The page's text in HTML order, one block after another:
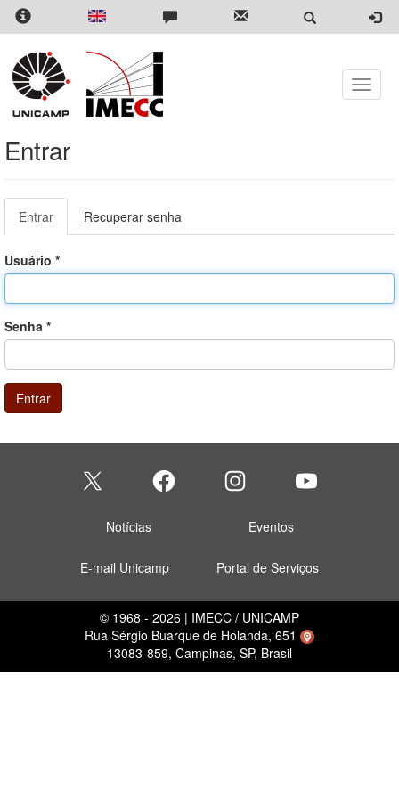
Pular
para
conteúdo
principal
Toggle
Entrar
Abas
primárias
Entrar
ativa)
Recuperar senha
Usuário *
Senha *
Entrar
Notícias Eventos
E-mail Unicamp Portal de Serviços
© 1968 - 2026 | IMECC / UNICAMP
Rua Sérgio Buarque de Holanda, 651
13083-859, Campinas, SP, Brasil